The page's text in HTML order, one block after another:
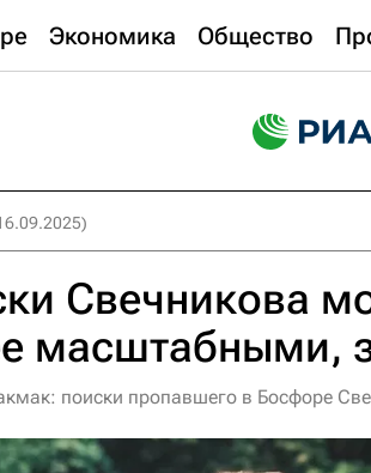
Экономика Общество
Свечникова
масштабными,
поиски пропавшего в Босфоре